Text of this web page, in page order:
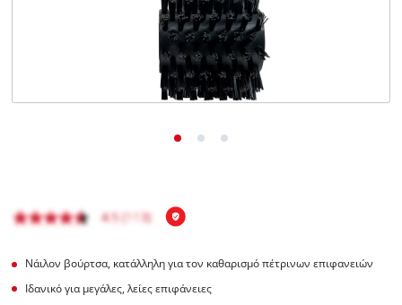
Νάιλον βούρτσα, κατάλληλη για τον καθαρισμό πέτρινων επιφανειών
Ιδανικό για μεγάλες, λείες επιφάνειες